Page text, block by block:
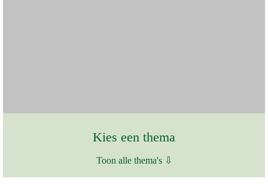
Kies een thema
Toon alle thema's ⇩